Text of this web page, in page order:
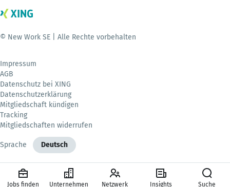
© New Work SE | Alle Rechte vorbehalten
Impressum
AGB
Datenschutz bei XING
Datenschutzerklärung
Mitgliedschaft kündigen
Tracking
Mitgliedschaften widerrufen
Sprache Deutsch
Jobs finden Unternehmen Netzwerk Insights Suche